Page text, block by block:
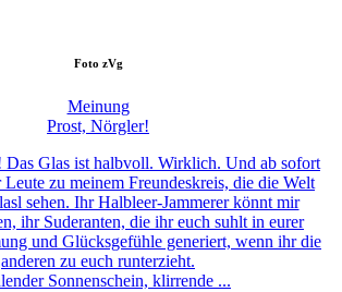
Foto zVg
Meinung
Prost, Nörgler!
Das Glas ist halbvoll. Wirklich. Und ab sofort
zu meinem Freundeskreis, die die Welt
sehen. Ihr Halbleer-Jammerer könnt mir
ihr Suderanten, die ihr euch suhlt in eurer
und Glücksgefühle generiert, wenn ihr die
anderen zu euch runterzieht.
Sonnenschein, klirrende ...